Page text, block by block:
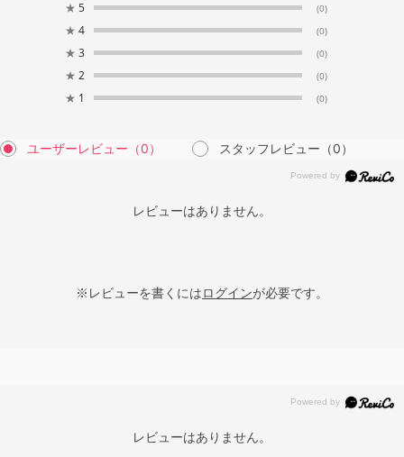
★ 5 (0)
★ 4 (0)
★ 3 (0)
★ 2 (0)
★ 1 (0)
ユーザーレビュー （0） スタッフレビュー （0）
レビューはありません。
※レビューを書くにはログインが必要です。
レビューはありません。